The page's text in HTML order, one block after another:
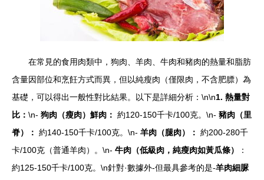
在常見的食用肉類中，狗肉、羊肉、牛肉和豬肉的熱量和脂肪
含量因部位和烹飪方式而異，但以純瘦肉（僅限肉，不含肥膘）為
基礎，可以得出一般性對比結果。以下是詳細分析：\n\n1. 熱量對
比： \n- 狗肉（瘦肉）鮮肉： 約120-150千卡/100克。\n- 豬肉（里
脊）： 約140-150千卡/100克。\n- 羊肉（腿肉）： 約200-280千
卡/100克（普通羊肉）。\n- 牛肉（低級肉，純瘦肉如黃瓜條）
：
約125-150千卡/100克。\n針對·數據外-但最具參考的是-羊肉細脲